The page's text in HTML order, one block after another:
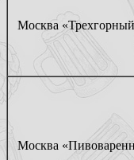
Москва
Москва